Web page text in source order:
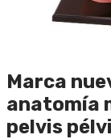
Marca
anatomía
pelvis